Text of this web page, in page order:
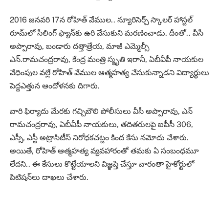
2016 జనవరి 17న రోహిత్‌ వేముల.. న్యూరిసెర్చ్‌ స్కాలర్‌ హాస్టల్‌
రూమ్‌లో సీలింగ్‌ ఫ్యాన్‌కు ఉరి వేసుకుని మరణించాడు. దీంతో.. వీసీ
అప్పారావు, బండారు దత్తాత్రేయ, మాజీ ఎమ్మెల్సీ
ఎన్‌.రామచంద్రరావు, కేంద్ర మంత్రి స్మృతి ఇరానీ, ఏబీవీపీ నాయకుల
వేధింపుల వల్లే రోహిత్‌ వేముల ఆత్మహత్య చేసుకున్నాడని విద్యార్థులు
పెద్దఎత్తున ఆందోళనకు దిగారు.
వారి ఫిర్యాదు మేరకు గచ్చిబౌలి పోలీసులు వీసీ అప్పారావు, ఎన్‌
రామచంద్రరావు, ఏబీవీపీ నాయకులు, తదితరులపై ఐపీసీ 306,
ఎస్సీ, ఎస్టీ అట్రాసిటీస్‌ నిరోధకచట్టం కింద కేసు నమోదు చేశారు.
అయితే, రోహిత్‌ ఆత్మహత్య వ్యవహారంతో తమకు ఏ సంబంధమూ
లేదని.. ఈ కేసులు కొట్టేయాలని విజ్ఞప్తి చేస్తూ వారంతా హైకోర్టులో
పిటిషన్‌లు దాఖలు చేశారు.